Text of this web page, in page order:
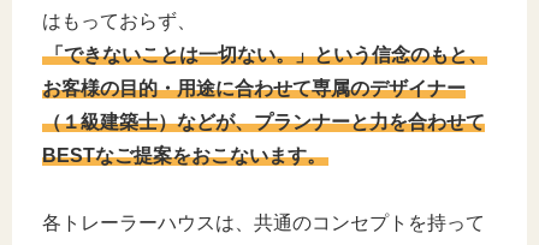
はもっておらず、
「できないことは一切ない。」という信念のもと、
お客様の目的・用途に合わせて専属のデザイナー
（１級建築士）などが、プランナーと力を合わせて
BESTなご提案をおこないます。
各トレーラーハウスは、共通のコンセプトを持って